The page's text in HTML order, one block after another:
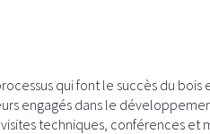
qui font le succès du bois
engagés dans le
techniques, conférences et